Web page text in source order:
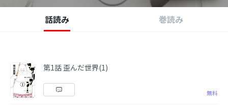
話読み 巻読み
第1話 歪んだ世界(1)
無料